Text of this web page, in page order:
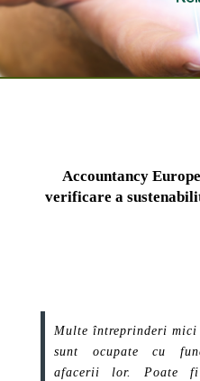
Accountancy
verificare a
Multe întreprinderi
sunt ocupate cu
afacerii lor. Poate fi